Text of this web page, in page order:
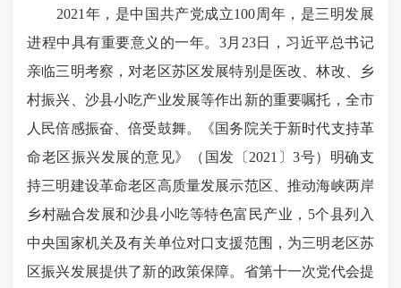
2021年，是中国共产党成立100周年，是三明发展
进程中具有重要意义的一年。3月23日，习近平总书记
亲临三明考察，对老区苏区发展特别是医改、林改、乡
村振兴、沙县小吃产业发展等作出新的重要嘱托，全市
人民倍感振奋、倍受鼓舞。《国务院关于新时代支持革
命老区振兴发展的意见》（国发〔2021〕3号）明确支
持三明建设革命老区高质量发展示范区、推动海峡两岸
乡村融合发展和沙县小吃等特色富民产业，5个县列入
中央国家机关及有关单位对口支援范围，为三明老区苏
区振兴发展提供了新的政策保障。省第十一次党代会提